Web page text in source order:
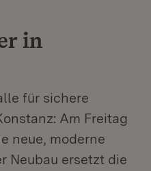
in
für sichere
Am Freitag
neue, moderne
Neubau ersetzt die